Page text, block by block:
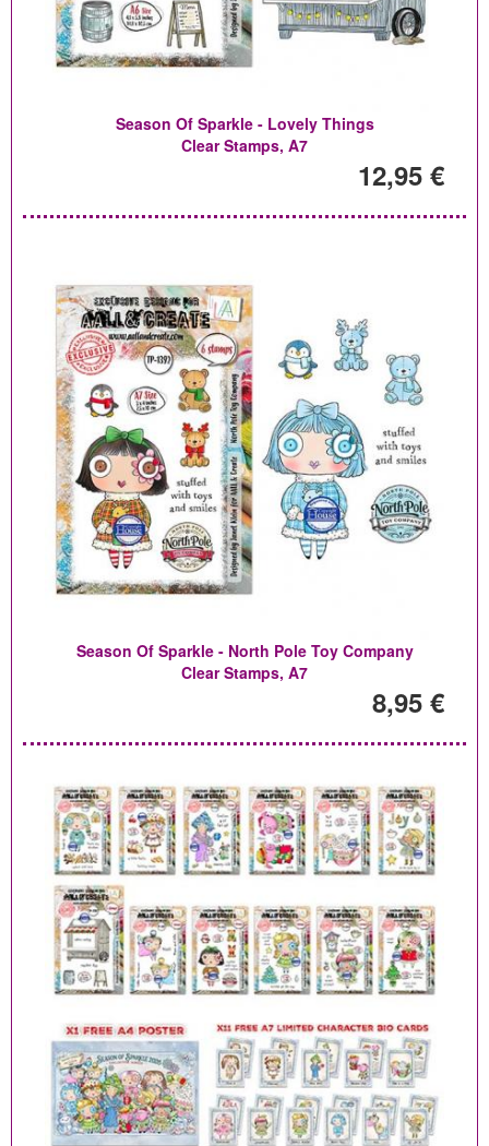
Season Of Sparkle - Lovely Things
Clear Stamps, A7
12,95 €
Season Of Sparkle - North Pole Toy Company
Clear Stamps, A7
8,95 €